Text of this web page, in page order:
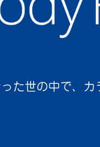
た世の中で、